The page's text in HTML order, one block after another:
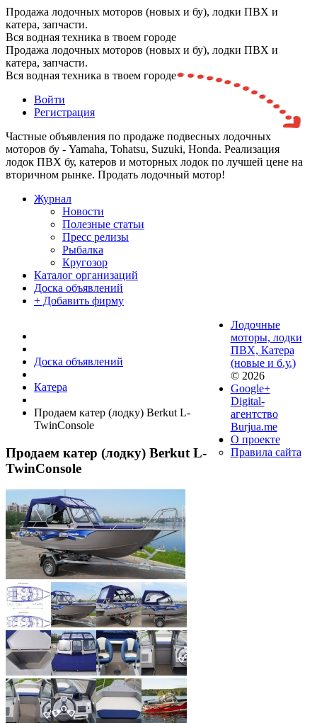
Продажа лодочных моторов (новых и бу), лодки ПВХ и
катера, запчасти.
Вся водная техника в твоем городе
Продажа лодочных моторов (новых и бу), лодки ПВХ и
катера, запчасти.
Вся водная техника в твоем городе
Войти
Регистрация
Частные объявления по продаже подвесных лодочных
моторов бу - Yamaha, Tohatsu, Suzuki, Honda. Реализация
лодок ПВХ бу, катеров и моторных лодок по лучшей цене на
вторичном рынке. Продать лодочный мотор!
Журнал
Новости
Полезные статьи
Пресс релизы
Рыбалка
Кругозор
Каталог организаций
Доска объявлений
+ Добавить фирму
Доска объявлений
Катера
Продаем катер (лодку) Berkut L-
TwinConsole
Продаем катер (лодку) Berkut L-
TwinConsole
Лодочные
моторы, лодки
ПВХ, Катера
(новые и б.у.)
© 2026
Google+
Digital-
агентство
Burjua.me
О проекте
Правила сайта